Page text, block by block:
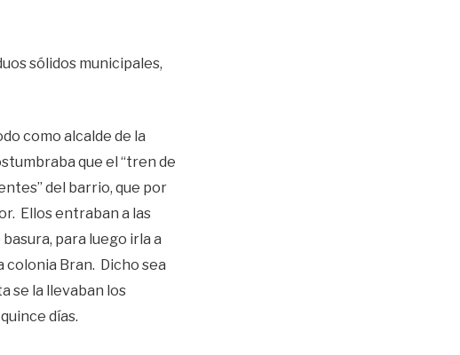
sólidos municipales,
como alcalde de la
que el “tren de
del barrio, que por
Ellos entraban a las
para luego irla a
colonia Bran. Dicho sea
se la llevaban los
días.